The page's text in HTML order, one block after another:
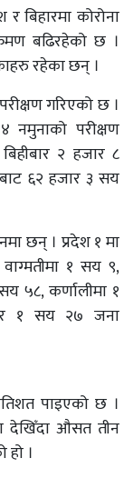
बिहारमा कोरोना
बढिरहेको छ ।
रहेका छन् ।
गरिएको छ ।
परीक्षण
२ हजार ८
६२ हजार ३ सय
छन् । प्रदेश १ मा
१ सय ९,
५८, कर्णालीमा १
१ सय २७ जना
पाइएको छ ।
देखिँदा औसत तीन
।